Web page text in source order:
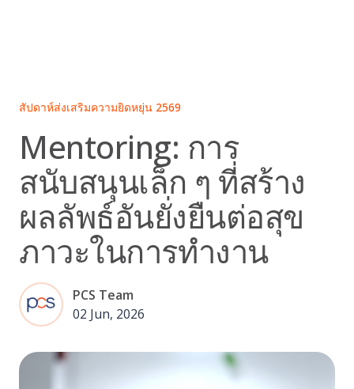
สัปดาห์ส่งเสริมความยิดหยุ่น 2569
Mentoring: การ
สนับสนุนเล็ก ๆ ที่สร้าง
ผลลัพธ์อันยั่งยืนต่อสุข
ภาวะในการทำงาน
PCS Team
02 Jun, 2026